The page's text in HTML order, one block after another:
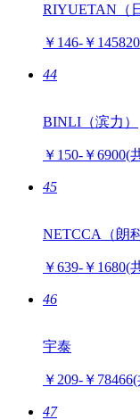
RIYUETAN（
￥146-￥145820
44
BINLI（滨力）
￥150-￥6900(
45
NETCCA（朗
￥639-￥1680(
46
宇泰
￥209-￥78466(
47